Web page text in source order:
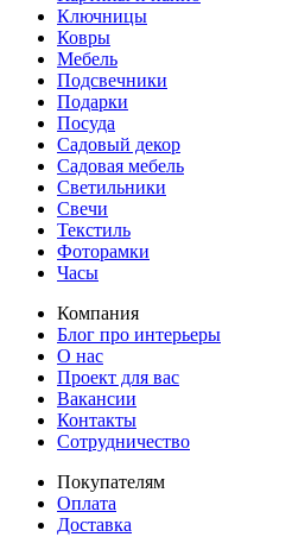
Ключницы
Ковры
Мебель
Подсвечники
Подарки
Посуда
Садовый декор
Садовая мебель
Светильники
Свечи
Текстиль
Фоторамки
Часы
Компания
Блог про интерьеры
О нас
Проект для вас
Вакансии
Контакты
Сотрудничество
Покупателям
Оплата
Доставка